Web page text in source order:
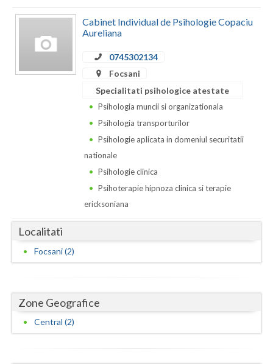
Hunedoara
Ialomita
Neamt
Olt
Salaj
Satu-Mare
Cabinet Individual de Psihologie Copaciu
Aureliana
0745302134
Focsani
Specialitati psihologice atestate
Psihologia muncii si organizationala
Psihologia transporturilor
Psihologie aplicata in domeniul securitatii
nationale
Psihologie clinica
Psihoterapie hipnoza clinica si terapie
ericksoniana
Localitati
Focsani (2)
Zone Geografice
Central (2)